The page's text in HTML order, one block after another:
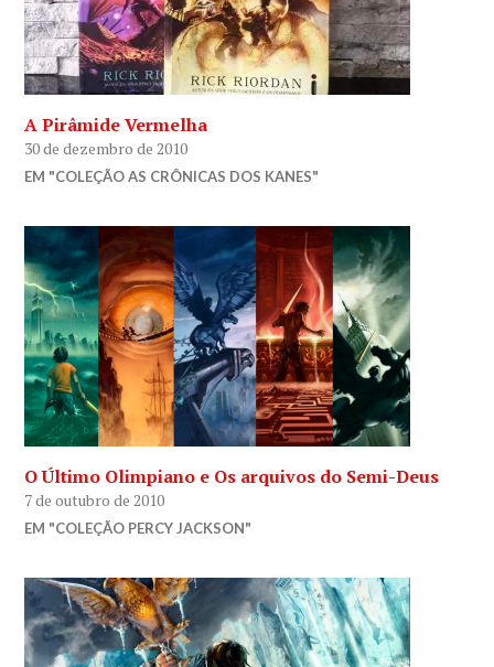
A Pirâmide Vermelha
30 de dezembro de 2010
EM "COLEÇÃO AS CRÔNICAS DOS KANES"
O Último Olimpiano e Os arquivos do Semi-Deus
7 de outubro de 2010
EM "COLEÇÃO PERCY JACKSON"